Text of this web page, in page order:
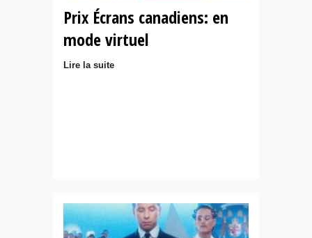
Prix Écrans canadiens: en
mode virtuel
Lire la suite